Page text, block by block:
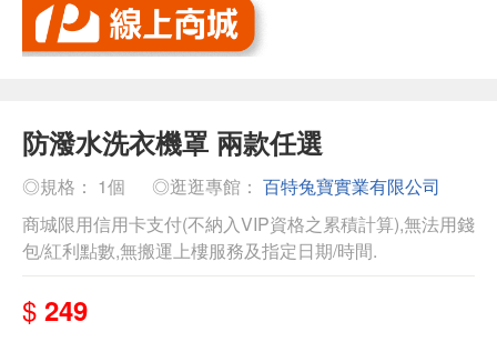
防潑水洗衣機罩 兩款任選
◎規格： 1個 ◎逛逛專館： 百特兔寶實業有限公司
商城限用信用卡支付(不納入VIP資格之累積計算),無法用錢
包/紅利點數,無搬運上樓服務及指定日期/時間.
$ 249